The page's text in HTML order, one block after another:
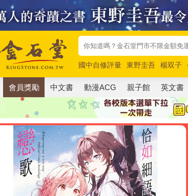
國中自修評量 東野圭吾 楊双子
唯紅花綻放
奧德賽 路邊攤新作
會員獎勵 中文書 動漫ACG 親子館 英文書